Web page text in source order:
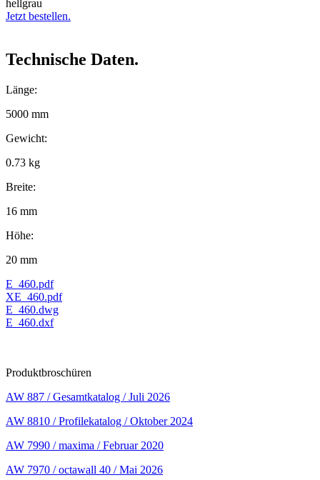
hellgrau
Jetzt bestellen.
Technische Daten.
Länge:
5000 mm
Gewicht:
0.73 kg
Breite:
16 mm
Höhe:
20 mm
E_460.pdf
XE_460.pdf
E_460.dwg
E_460.dxf
Produktbroschüren
AW 887 / Gesamtkatalog / Juli 2026
AW 8810 / Profilekatalog / Oktober 2024
AW 7990 / maxima / Februar 2020
AW 7970 / octawall 40 / Mai 2026